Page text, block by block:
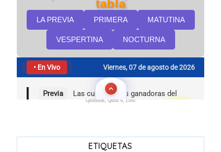
Quinielas, Quini 6, Loto
ETIQUETAS